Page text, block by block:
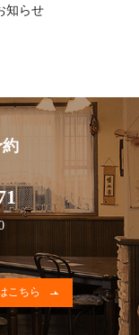
知らせ
こちら